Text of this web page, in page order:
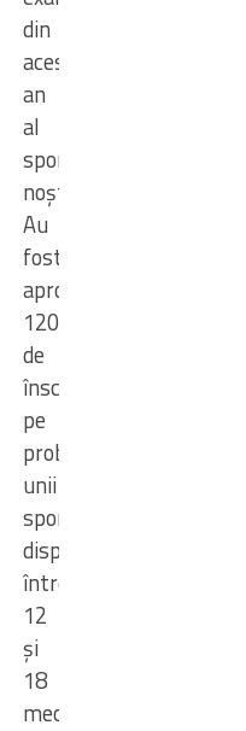
din
acest
an
al
sportivilor
noștri.
Au
fost
aproape
1200
de
înscrieri
pe
probe,
unii
sportivi
disputând
între
12
și
18
meciuri.